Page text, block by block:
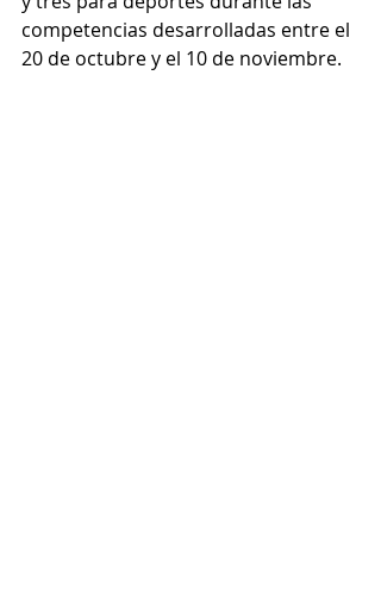
competencias desarrolladas entre el
20 de octubre y el 10 de noviembre.​